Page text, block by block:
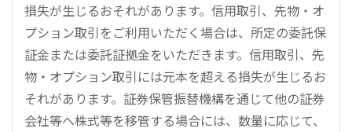
損失が生じるおそれがあります。信用取引、先物・オ
プション取引をご利用いただく場合は、所定の委託保
証金または委託証拠金をいただきます。信用取引、先
物・オプション取引には元本を超える損失が生じるお
それがあります。証券保管振替機構を通じて他の証券
会社等へ株式等を移管する場合には、数量に応じて、